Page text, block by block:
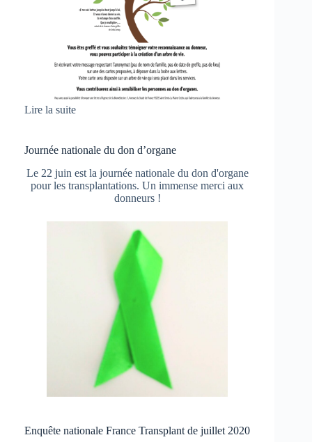
Lire la suite
Journée nationale du don d’organe
Le 22 juin est la journée nationale du don d'organe
pour les transplantations. Un immense merci aux
donneurs !
Enquête nationale France Transplant de juillet 2020